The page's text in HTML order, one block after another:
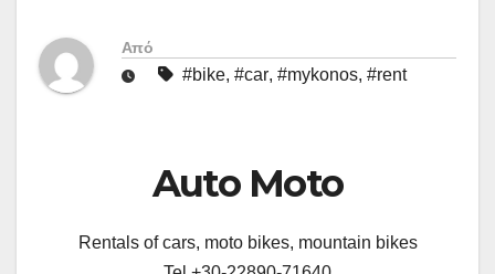
Από
#bike, #car, #mykonos, #rent
Auto Moto
Rentals of cars, moto bikes, mountain bikes